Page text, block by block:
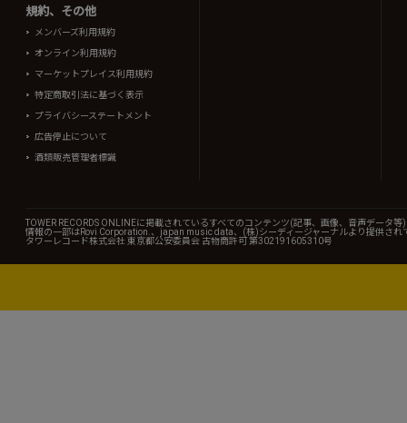
規約、その他
メンバーズ利用規約
オンライン利用規約
マーケットプレイス利用規約
特定商取引法に基づく表示
プライバシーステートメント
広告停止について
酒類販売管理者標識
TOWER RECORDS ONLINEに掲載されているすべてのコンテンツ(記事、画像、音声データ
情報の一部はRovi Corporation.、japan music data、(株)シーディージャーナルより提供され
タワーレコード株式会社 東京都公安委員会 古物商許可 第302191605310号